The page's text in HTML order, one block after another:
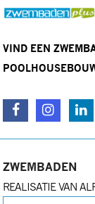
VIND EEN
ZWEMBADEN
REALISATIE VAN